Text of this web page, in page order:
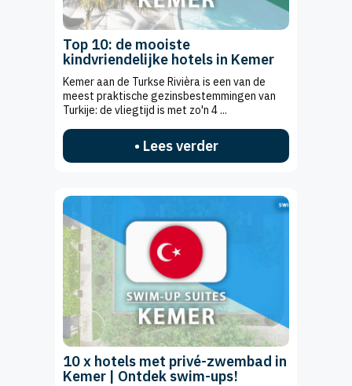
Top 10: de mooiste
kindvriendelijke hotels in Kemer
Kemer aan de Turkse Rivièra is een van de
meest praktische gezinsbestemmingen van
Turkije: de vliegtijd is met zo'n 4 ...
• Lees verder
10 x hotels met privé-zwembad in
Kemer | Ontdek swim-ups!